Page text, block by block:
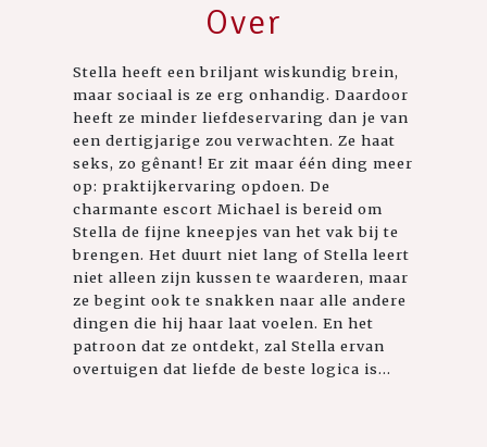
Over
Stella heeft een briljant wiskundig brein,
maar sociaal is ze erg onhandig. Daardoor
heeft ze minder liefdeservaring dan je van
een dertigjarige zou verwachten. Ze haat
seks, zo gênant! Er zit maar één ding meer
op: praktijkervaring opdoen. De
charmante escort Michael is bereid om
Stella de fijne kneepjes van het vak bij te
brengen. Het duurt niet lang of Stella leert
niet alleen zijn kussen te waarderen, maar
ze begint ook te snakken naar alle andere
dingen die hij haar laat voelen. En het
patroon dat ze ontdekt, zal Stella ervan
overtuigen dat liefde de beste logica is...